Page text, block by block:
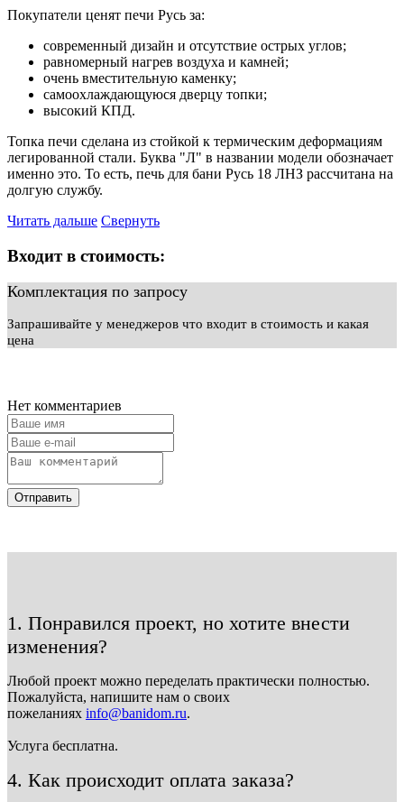
Покупатели ценят печи Русь за:
современный дизайн и отсутствие острых углов;
равномерный нагрев воздуха и камней;
очень вместительную каменку;
самоохлаждающуюся дверцу топки;
высокий КПД.
Топка печи сделана из стойкой к термическим деформациям
легированной стали. Буква "Л" в названии модели обозначает
именно это. То есть, печь для бани Русь 18 ЛНЗ рассчитана на
долгую службу.
Читать дальше Свернуть
Входит в стоимость:
Комплектация по запросу
Запрашивайте у менеджеров что входит в стоимость и какая
цена
Нет комментариев
Отправить
1. Понравился проект, но хотите внести
изменения?
Любой проект можно переделать практически полностью.
Пожалуйста, напишите нам о своих
пожеланиях info@banidom.ru.
Услуга бесплатна.
4. Как происходит оплата заказа?